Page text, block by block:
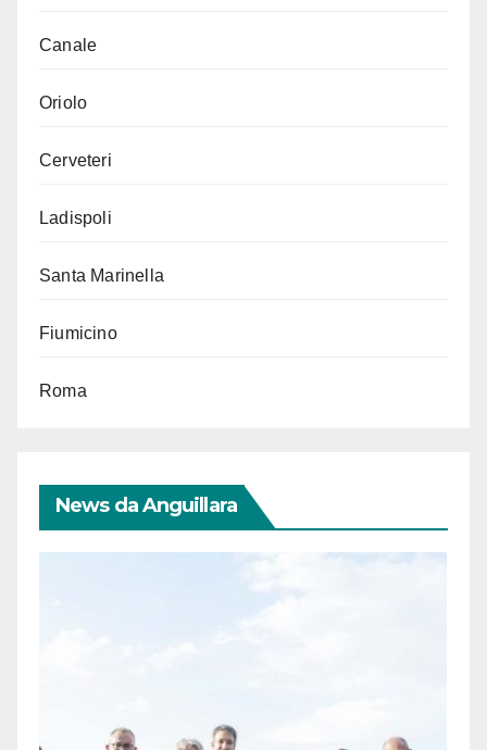
Canale
Oriolo
Cerveteri
Ladispoli
Santa Marinella
Fiumicino
Roma
News da Anguillara